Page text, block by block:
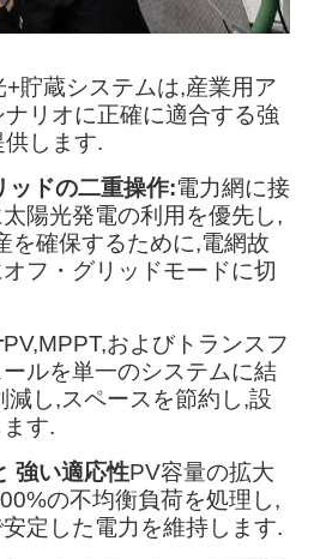
貯蔵システムは,産業用ア
リオに正確に適合する強
します.
ッドの二重操作:電力網に接
陽光発電の利用を優先し,
を確保するために,電網故
フ・グリッドモードに切
PV,MPPT,およびトランスフ
ルを単一のシステムに結
減し,スペースを節約し,設
す.
強い適応性PV容量の拡大
の不均衡負荷を処理し,
定した電力を維持します.